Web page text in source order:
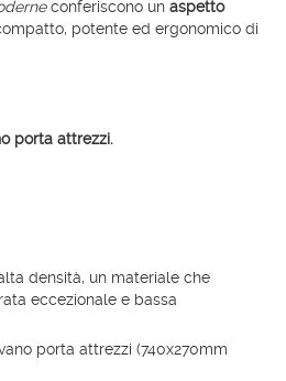
conferiscono un aspetto
potente ed ergonomico di
porta attrezzi.
densità, un materiale che
eccezionale e bassa
porta attrezzi (740x270mm